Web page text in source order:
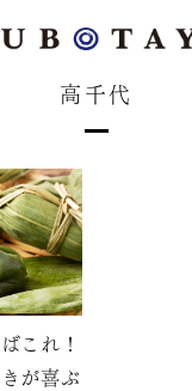
高千代
これ！
が喜ぶ